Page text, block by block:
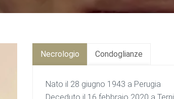
Necrologio Condoglianze
Nato il 28 giugno 1943 a Perugia